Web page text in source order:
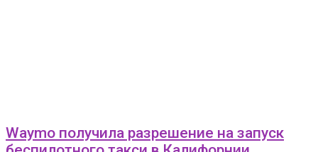
Waymo получила разрешение на запуск